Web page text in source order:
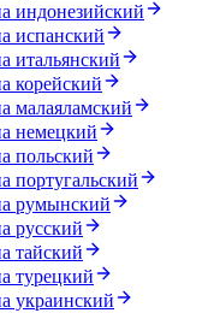
индонезийский
испанский
итальянский
корейский
малаяламский
немецкий
польский
португальский
румынский
русский
тайский
турецкий
украинский